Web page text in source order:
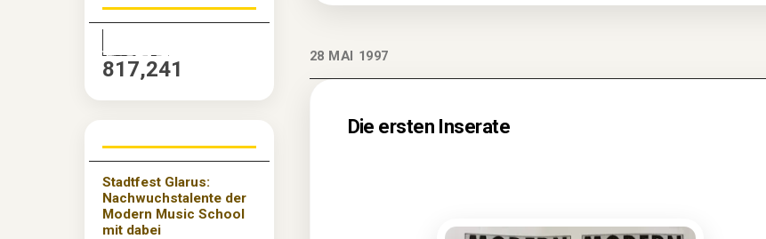
28 MAI 1997
Die ersten Inserate
817,241
Stadtfest Glarus:
Nachwuchstalente der
Modern Music School
mit dabei